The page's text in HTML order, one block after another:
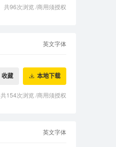
共96次浏览/商用须授权
英文字体
收藏 本地下载
共154次浏览/商用须授权
英文字体